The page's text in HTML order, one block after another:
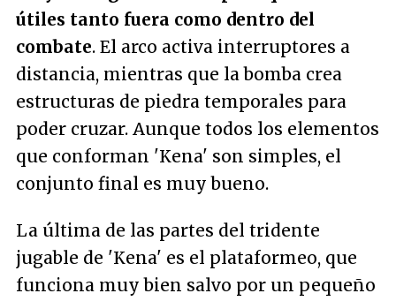
útiles tanto fuera como dentro del
combate. El arco activa interruptores a
distancia, mientras que la bomba crea
estructuras de piedra temporales para
poder cruzar. Aunque todos los elementos
que conforman 'Kena' son simples, el
conjunto final es muy bueno.
La última de las partes del tridente
jugable de 'Kena' es el plataformeo, que
funciona muy bien salvo por un pequeño